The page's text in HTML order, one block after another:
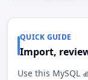
QUICK GUIDE
Import,
Use this